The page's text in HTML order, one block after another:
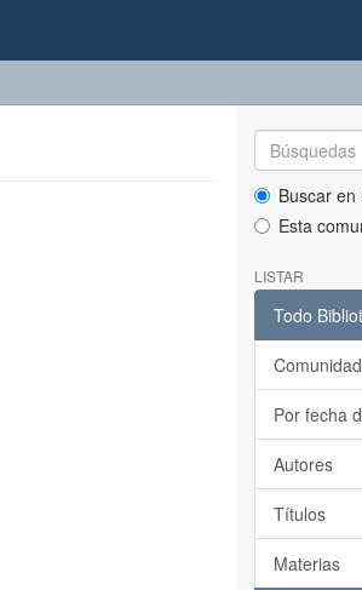
Buscar en
Esta
LISTAR
Todo
Por fecha
Autores
Títulos
Materias